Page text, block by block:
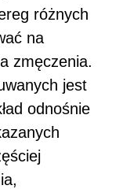
różnych
na
zmęczenia.
jest
odnośnie